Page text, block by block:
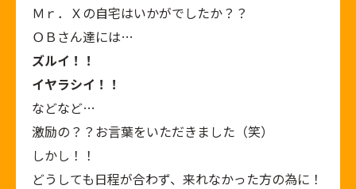
Ｍｒ．Ｘの自宅はいかがでしたか？？
ＯＢさん達には…
ズルイ！！
イヤラシイ！！
などなど…
激励の？？お言葉をいただきました（笑）
しかし！！
どうしても日程が合わず、来れなかった方の為に！